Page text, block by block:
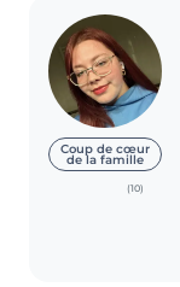
Coup de cœur
de la famille
(10)